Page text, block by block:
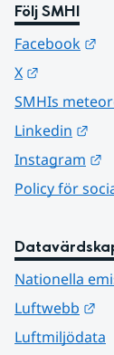
Följ SMHI
Facebook
X
SMHIs
Linkedin
Instagram
Policy för
Nationella
Luftwebb
Luftmiljödata